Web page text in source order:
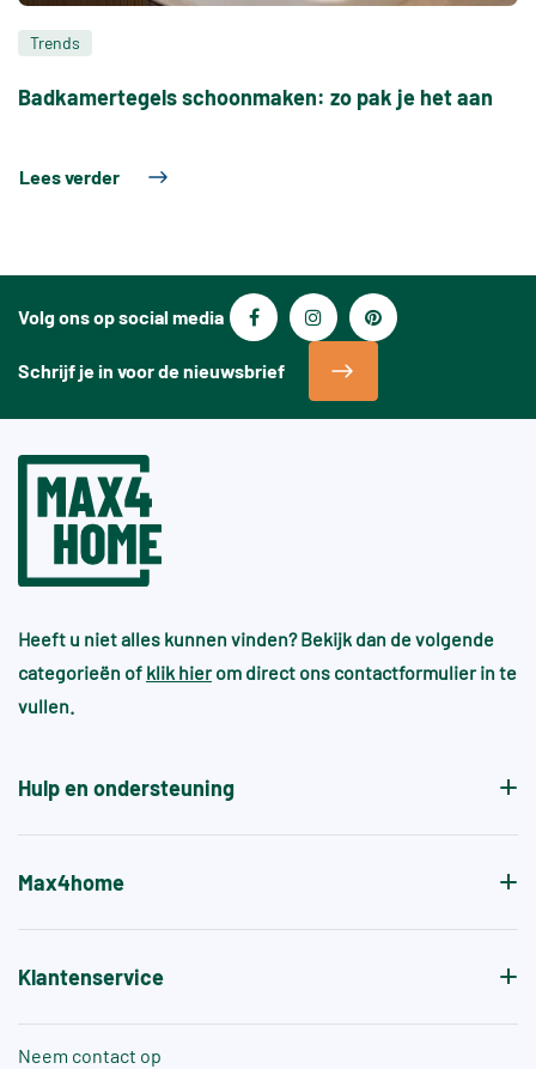
Trends
Badkamertegels schoonmaken: zo pak je het aan
Lees verder
Volg ons op social media
Schrijf je in voor de nieuwsbrief
Heeft u niet alles kunnen vinden? Bekijk dan de volgende
categorieën of klik hier om direct ons contactformulier in te
vullen.
Hulp en ondersteuning
Max4home
Klantenservice
Neem contact op